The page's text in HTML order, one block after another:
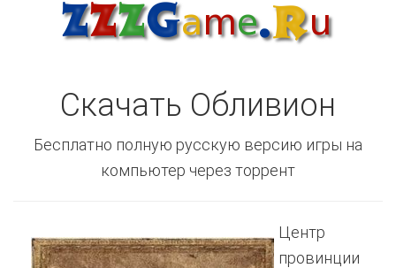
Скачать Обливион
Бесплатно полную русскую версию игры на
компьютер через торрент
Центр
провинции